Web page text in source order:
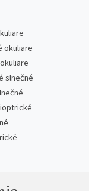
okuliare
slnečné